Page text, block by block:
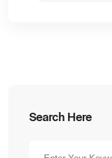
Search Here